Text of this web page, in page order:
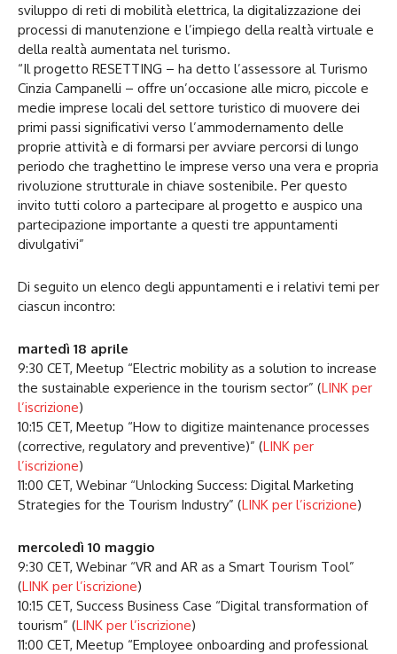
sviluppo di reti di mobilità elettrica, la digitalizzazione dei
processi di manutenzione e l’impiego della realtà virtuale e
della realtà aumentata nel turismo.
“Il progetto RESETTING – ha detto l’assessore al Turismo
Cinzia Campanelli – offre un’occasione alle micro, piccole e
medie imprese locali del settore turistico di muovere dei
primi passi significativi verso l’ammodernamento delle
proprie attività e di formarsi per avviare percorsi di lungo
periodo che traghettino le imprese verso una vera e propria
rivoluzione strutturale in chiave sostenibile. Per questo
invito tutti coloro a partecipare al progetto e auspico una
partecipazione importante a questi tre appuntamenti
divulgativi”
Di seguito un elenco degli appuntamenti e i relativi temi per
ciascun incontro:
martedì 18 aprile
9:30 CET, Meetup “Electric mobility as a solution to increase
the sustainable experience in the tourism sector” (LINK per
l’iscrizione)
10:15 CET, Meetup “How to digitize maintenance processes
(corrective, regulatory and preventive)” (LINK per
l’iscrizione)
11:00 CET, Webinar “Unlocking Success: Digital Marketing
Strategies for the Tourism Industry” (LINK per l’iscrizione)
mercoledì 10 maggio
9:30 CET, Webinar “VR and AR as a Smart Tourism Tool”
(LINK per l’iscrizione)
10:15 CET, Success Business Case “Digital transformation of
tourism” (LINK per l’iscrizione)
11:00 CET, Meetup “Employee onboarding and professional